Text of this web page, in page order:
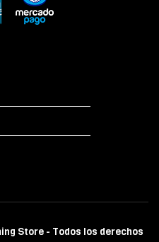
Store - Todos los derechos